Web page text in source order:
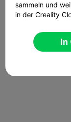
sammeln und
in der Creality
In